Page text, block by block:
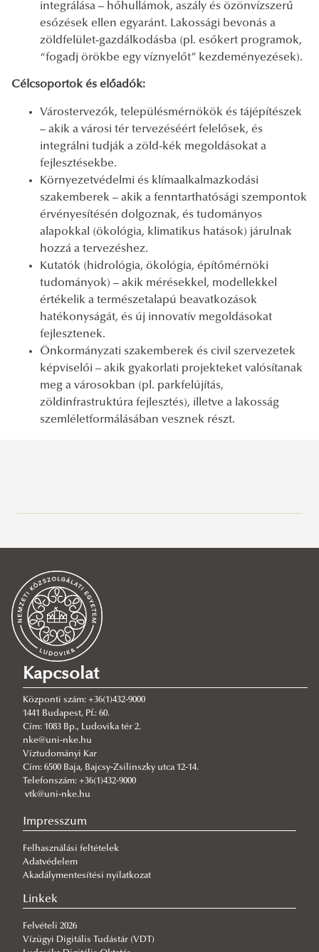
PLANET EXPO 2026
Kutatási területek
Brossúrák
Képzéseink
Kiállított eszközeink
EXO2 multiparaméteres vízminőségmérő szonda
BentoTorch hordozható algamérő műszer
Subtop USV autonóm felszíni drón ADCP
mérőrendszerrel
FIFISH V6 Expert vízalatti drón
EDS® Water Management System
Hullámtéri Kutatóműhely
Kutatási terv és célrendszer
Együttműködési területek
Munkatársak
Országos szakmai konferenciák
Szennyvizek öntözési célú hasznosítása Konferencia
Meghívó
Program
Hullámtéri Konferencia - Vízügyi Ágazati Továbbképzés
Program
VÍZHIÁNY Konferencia
Állásfoglalás
Program
Regisztráció
Előadások
Országos Települési Csapadékvíz-gazdálkodási
Konferencia
V. Országos Települési Csapadékvíz-gazdálkodási
Konferencia
Felhívás - Program
Szekció-előadások
Regisztráció
Szekciók
Szekció 1: Integrált szemlélet és szakpolitikai
Szekció 2: Műszaki innovációk és üzemeltetési
integrálása – hőhullámok, aszály és özönvízszerű
esőzések ellen egyaránt. Lakossági bevonás a
zöldfelület-gazdálkodásba (pl. esőkert programok,
“fogadj örökbe egy víznyelőt” kezdeményezések).
Célcsoportok és előadók:
Várostervezők, településmérnökök és tájépítészek
– akik a városi tér tervezéséért felelősek, és
integrálni tudják a zöld-kék megoldásokat a
fejlesztésekbe.
Környezetvédelmi és klímaalkalmazkodási
szakemberek – akik a fenntarthatósági szempontok
érvényesítésén dolgoznak, és tudományos
alapokkal (ökológia, klimatikus hatások) járulnak
hozzá a tervezéshez.
Kutatók (hidrológia, ökológia, építőmérnöki
tudományok) – akik mérésekkel, modellekkel
értékelik a természetalapú beavatkozások
hatékonyságát, és új innovatív megoldásokat
fejlesztenek.
Önkormányzati szakemberek és civil szervezetek
képviselői – akik gyakorlati projekteket valósítanak
meg a városokban (pl. parkfelújítás,
zöldinfrastruktúra fejlesztés), illetve a lakosság
szemléletformálásában vesznek részt.
Kapcsolat
Központi szám: +36(1)432-9000
1441 Budapest, Pf.: 60.
Cím: 1083 Bp., Ludovika tér 2.
nke@uni-nke.hu
Víztudományi Kar
Cím: 6500 Baja, Bajcsy-Zsilinszky utca 12-14.
Telefonszám: +36(1)432-9000
vtk@uni-nke.hu
Impresszum
Felhasználási feltételek
Adatvédelem
Akadálymentesítési nyilatkozat
Linkek
Felvételi 2026
Vízügyi Digitális Tudástár (VDT)